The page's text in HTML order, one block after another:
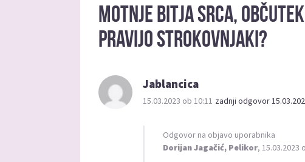
Motnje bitja srca,
pravijo strokovnjaki?
Jablancica
15.03.2023 ob 10:11 zadnji odgovor
Odgovor na objavo uporabnika
Dorijan Jagačić, Pelikor, 15.03.2023